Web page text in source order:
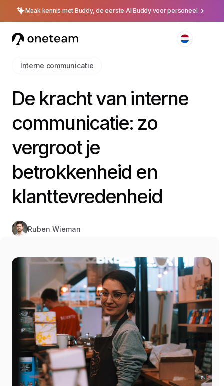
Maak kennis met Buddy, de eerste AI Buddy voor personeel
Interne communicatie
De kracht van interne
communicatie: zo
vergroot je
betrokkenheid en
klanttevredenheid
Ruben Wieman